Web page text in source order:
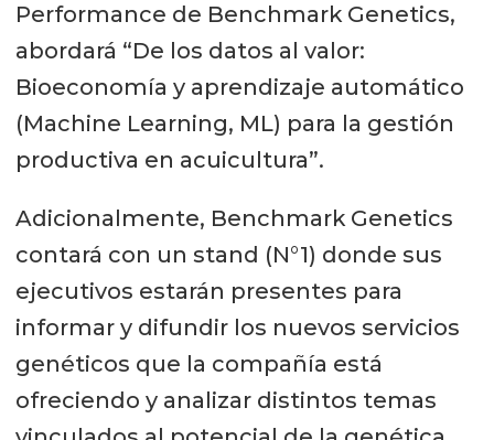
Performance de Benchmark Genetics,
abordará “De los datos al valor:
Bioeconomía y aprendizaje automático
(Machine Learning, ML) para la gestión
productiva en acuicultura”.
Adicionalmente, Benchmark Genetics
contará con un stand (N°1) donde sus
ejecutivos estarán presentes para
informar y difundir los nuevos servicios
genéticos que la compañía está
ofreciendo y analizar distintos temas